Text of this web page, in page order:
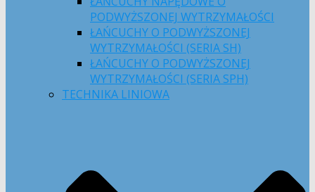
PODWYŻSZONEJ WYTRZYMAŁOŚCI
ŁAŃCUCHY O PODWYŻSZONEJ
WYTRZYMAŁOŚCI (SERIA SH)
ŁAŃCUCHY O PODWYŻSZONEJ
WYTRZYMAŁOŚCI (SERIA SPH)
TECHNIKA LINIOWA